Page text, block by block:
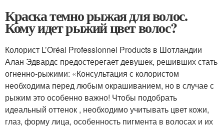
Краска темно рыжая для волос.
Кому идет рыжий цвет волос?
Колорист L’Oréal Professionnel Products в Шотландии
Алан Эдвардс предостерегает девушек, решивших стать
огненно-рыжими: «Консультация с колористом
необходима перед любым окрашиванием, но в случае с
рыжим это особенно важно! Чтобы подобрать
идеальный оттенок , необходимо учитывать цвет кожи,
глаз, форму лица, особенность пигмента в волосах и их